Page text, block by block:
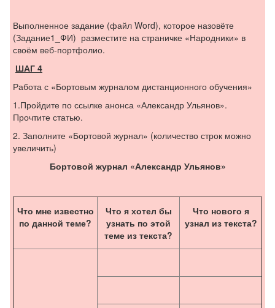
Выполненное задание (файл Word), которое назовёте
(Задание1_ФИ) разместите на страничке «Народники» в
своём веб-портфолио.
ШАГ 4
Работа с «Бортовым журналом дистанционного обучения»
1.Пройдите по ссылке анонса «Александр Ульянов».
Прочтите статью.
2. Заполните «Бортовой журнал» (количество строк можно
увеличить)
Бортовой журнал «Александр Ульянов»
Что мне известно
по данной теме?
Что я хотел бы
узнать по этой
теме из текста?
Что нового я
узнал из текста?